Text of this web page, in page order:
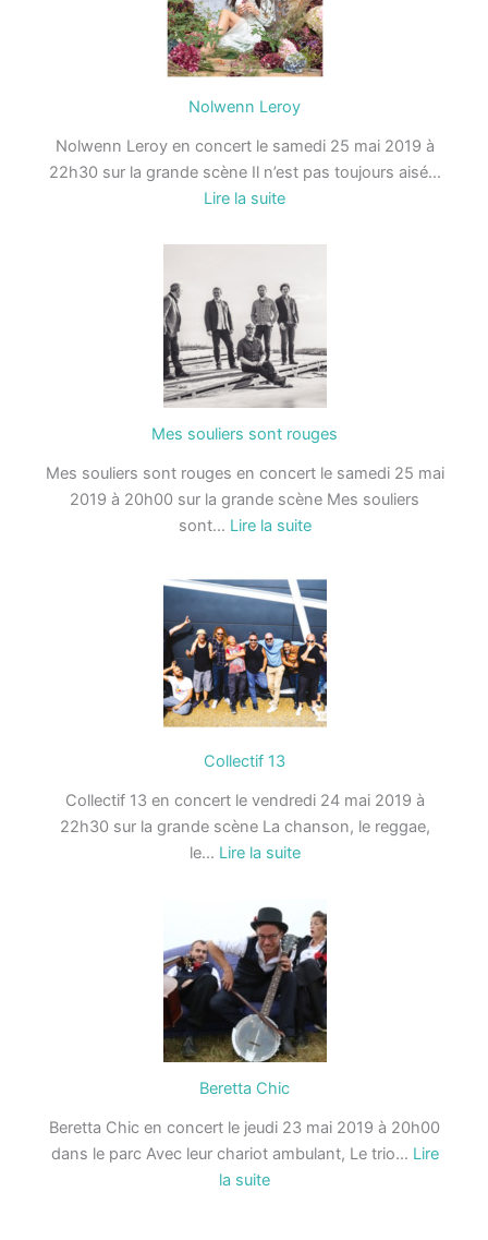
Nolwenn Leroy
Nolwenn Leroy en concert le samedi 25 mai 2019 à
22h30 sur la grande scène Il n’est pas toujours aisé…
Lire la suite:
Leroy
Mes souliers sont rouges
Mes souliers sont rouges en concert le samedi 25 mai
2019 à 20h00 sur la grande scène Mes souliers
sont… Lire la suite:
souliers
sont
rouges
Collectif 13
Collectif 13 en concert le vendredi 24 mai 2019 à
22h30 sur la grande scène La chanson, le reggae,
le… Lire la suite:
Beretta Chic
Beretta Chic en concert le jeudi 23 mai 2019 à 20h00
dans le parc Avec leur chariot ambulant, Le trio… Lire
la suite: